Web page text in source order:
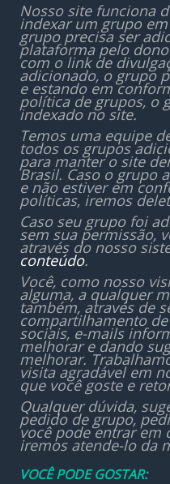
Nosso site funciona
indexar um grupo
grupo precisa ser
plataforma pelo
com o link de
adicionado, o grupo
e estando em
política de grupos, o
indexado no site.
Temos uma equipe
todos os grupos
para manter o site
Brasil. Caso o grupo
e não estiver em
políticas, iremos
Caso seu grupo foi
sem sua permissão,
através do nosso
conteúdo.
Você, como nosso
alguma, a qualquer
também, através de
compartilhamento
sociais, e-mails
melhorar e dando
melhorar.
visita agradável em
que você goste e
Qualquer dúvida,
pedido de grupo,
você pode entrar em
iremos atende-lo da
VOCÊ PODE GOSTAR: